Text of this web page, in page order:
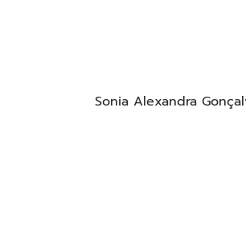
Sonia Alexandra